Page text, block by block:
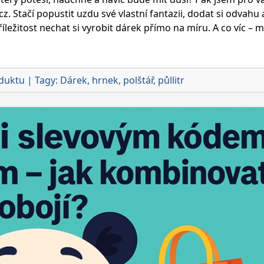
od
Sablio.cz
Stačí popustit uzdu své vlastní fantazii, dodat si odvahu
nechat si vyrobit dárek přímo na míru. A co víc –
| Tagy: Dárek, hrnek, polštář, půllitr